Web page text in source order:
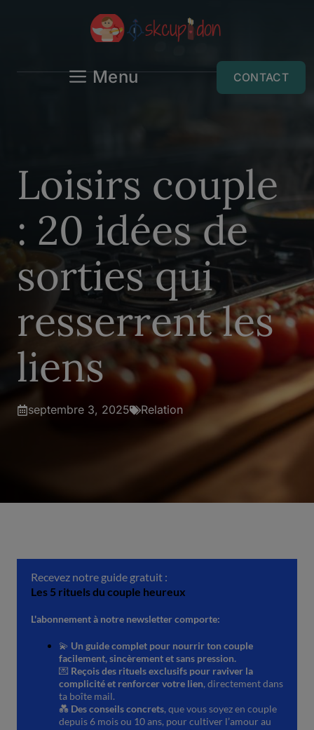
Menu CONTACT
Loisirs couple
: 20 idées de
sorties qui
resserrent les
liens
septembre 3, 2025 Relation